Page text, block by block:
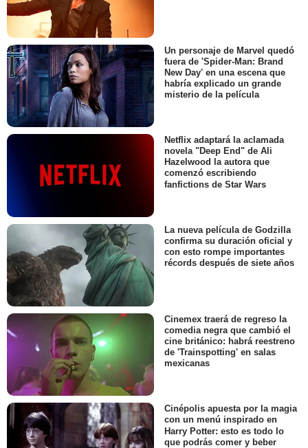
Un personaje de Marvel quedó
fuera de 'Spider-Man: Brand
New Day' en una escena que
habría explicado un grande
misterio de la película
Netflix adaptará la aclamada
novela "Deep End" de Ali
Hazelwood la autora que
comenzó escribiendo
fanfictions de Star Wars
La nueva película de Godzilla
confirma su duración oficial y
con esto rompe importantes
récords después de siete años
Cinemex traerá de regreso la
comedia negra que cambió el
cine británico: habrá reestreno
de 'Trainspotting' en salas
mexicanas
Cinépolis apuesta por la magia
con un menú inspirado en
Harry Potter: esto es todo lo
que podrás comer y beber